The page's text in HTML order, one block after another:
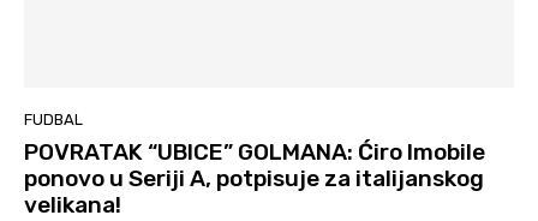
FUDBAL
POVRATAK “UBICE” GOLMANA: Ćiro Imobile
ponovo u Seriji A, potpisuje za italijanskog
velikana!